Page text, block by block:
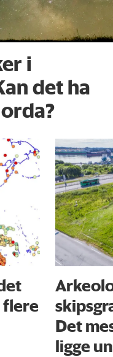
i
det ha
flere
Det
ligge